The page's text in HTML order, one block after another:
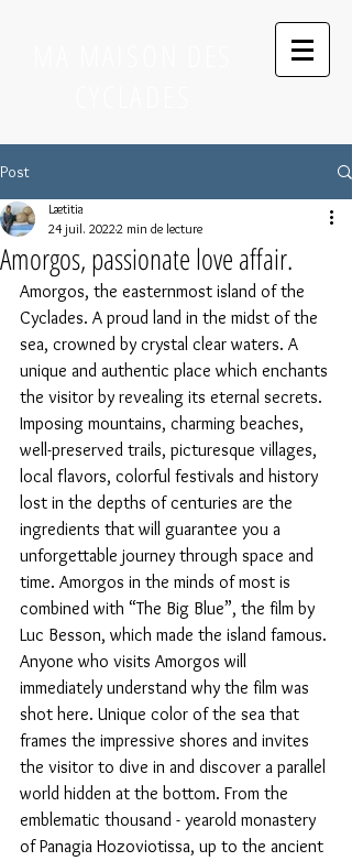
Post
Amorgos, passionate love affair.
Lætitia
24 juil. 20222 min de lecture
Amorgos, the easternmost island of the
Cyclades. A proud land in the midst of the
sea, crowned by crystal clear waters. A
unique and authentic place which enchants
the visitor by revealing its eternal secrets.
Imposing mountains, charming beaches,
well-preserved trails, picturesque villages,
local flavors, colorful festivals and history
lost in the depths of centuries are the
ingredients that will guarantee you a
unforgettable journey through space and
time. Amorgos in the minds of most is
combined with “The Big Blue”, the film by
Luc Besson, which made the island famous.
Anyone who visits Amorgos will
immediately understand why the film was
shot here. Unique color of the sea that
frames the impressive shores and invites
the visitor to dive in and discover a parallel
world hidden at the bottom. From the
emblematic thousand - yearold monastery
of Panagia Hozoviotissa, up to the ancient